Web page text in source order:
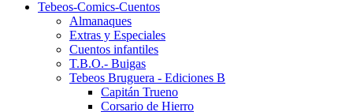
Tebeos-Comics-Cuentos
Almanaques
Extras y Especiales
Cuentos infantiles
T.B.O.- Buigas
Tebeos Bruguera - Ediciones B
Capitán Trueno
Corsario de Hierro